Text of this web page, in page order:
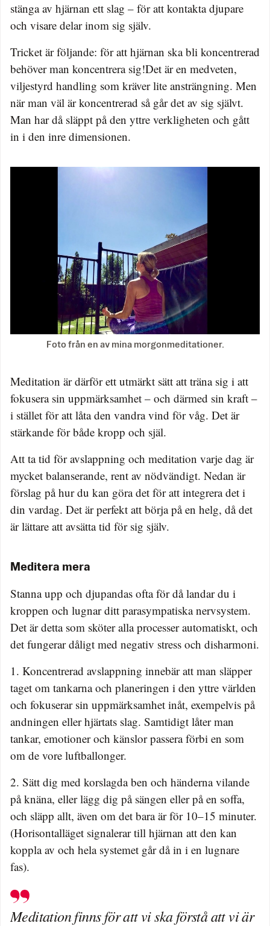
stänga av hjärnan ett slag – för att kontakta djupare
och visare delar inom sig själv.
Tricket är följande: för att hjärnan ska bli koncentrerad
behöver man koncentrera sig!Det är en medveten,
viljestyrd handling som kräver lite ansträngning. Men
när man väl är koncentrerad så går det av sig självt.
Man har då släppt på den yttre verkligheten och gått
in i den inre dimensionen.
Foto från en av mina morgonmeditationer.
Meditation är därför ett utmärkt sätt att träna sig i att
fokusera sin uppmärksamhet – och därmed sin kraft –
i stället för att låta den vandra vind för våg. Det är
stärkande för både kropp och själ.
Att ta tid för avslappning och meditation varje dag är
mycket balanserande, rent av nödvändigt. Nedan är
förslag på hur du kan göra det för att integrera det i
din vardag. Det är perfekt att börja på en helg, då det
är lättare att avsätta tid för sig själv.
Meditera mera
Stanna upp och djupandas ofta för då landar du i
kroppen och lugnar ditt parasympatiska nervsystem.
Det är detta som sköter alla processer automatiskt, och
det fungerar dåligt med negativ stress och disharmoni.
1. Koncentrerad avslappning innebär att man släpper
taget om tankarna och planeringen i den yttre världen
och fokuserar sin uppmärksamhet inåt, exempelvis på
andningen eller hjärtats slag. Samtidigt låter man
tankar, emotioner och känslor passera förbi en som
om de vore luftballonger.
2. Sätt dig med korslagda ben och händerna vilande
på knäna, eller lägg dig på sängen eller på en soffa,
och släpp allt, även om det bara är för 10–15 minuter.
(Horisontalläget signalerar till hjärnan att den kan
koppla av och hela systemet går då in i en lugnare
fas).
Meditation finns för att vi ska förstå att vi är